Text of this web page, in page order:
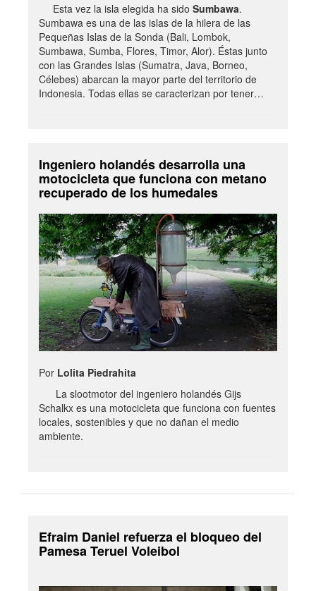
Esta vez la isla elegida ha sido Sumbawa.
Sumbawa es una de las islas de la hilera de las
Pequeñas Islas de la Sonda (Bali, Lombok,
Sumbawa, Sumba, Flores, Timor, Alor). Éstas junto
con las Grandes Islas (Sumatra, Java, Borneo,
Célebes) abarcan la mayor parte del territorio de
Indonesia. Todas ellas se caracterizan por tener…
Ingeniero holandés desarrolla una
motocicleta que funciona con metano
recuperado de los humedales
Por Lolita Piedrahita
La slootmotor del ingeniero holandés Gijs
Schalkx es una motocicleta que funciona con fuentes
locales, sostenibles y que no dañan el medio
ambiente.
Efraim Daniel refuerza el bloqueo del
Pamesa Teruel Voleibol